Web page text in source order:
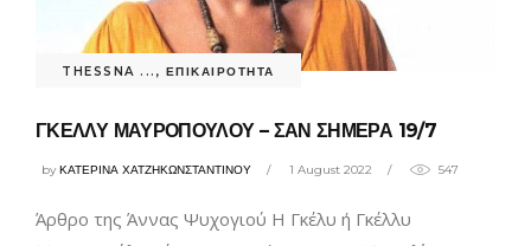
THESSNA ... , ΕΠΙΚΑΙΡΟΤΗΤΑ
ΓΚΕΛΛΥ ΜΑΥΡΟΠΟΥΛΟΥ – ΣΑΝ ΣΗΜΕΡΑ 19/7
byΚΑΤΕΡΙΝΑ ΧΑΤΖΗΚΩΝΣΤΑΝΤΙΝΟΥ 1 August 2022 547
Άρθρο της Άννας Ψυχογιού Η Γκέλυ ή Γκέλλυ